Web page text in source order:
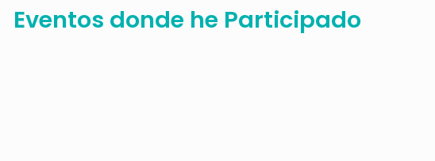
Eventos donde he Participado